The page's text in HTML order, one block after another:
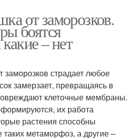
от заморозков.
боятся
– нет
заморозков страдает любое
замерзает, превращаясь в
клеточные мембраны.
их работа
растения способны
таких метаморфоз, а другие –